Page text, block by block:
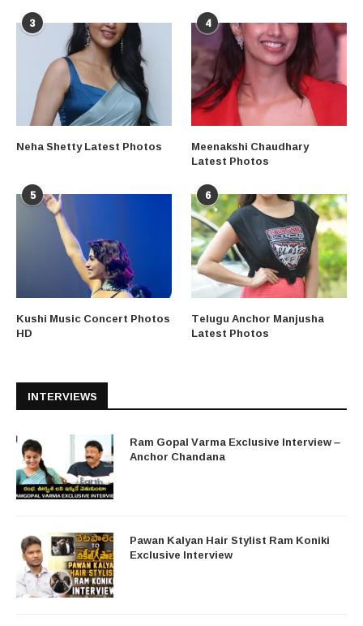
3
Neha Shetty Latest Photos
4
Meenakshi Chaudhary
Latest Photos
5
Kushi Music Concert Photos
HD
6
Telugu Anchor Manjusha
Latest Photos
INTERVIEWS
Ram Gopal Varma Exclusive Interview –
Anchor Chandana
Pawan Kalyan Hair Stylist Ram Koniki
Exclusive Interview